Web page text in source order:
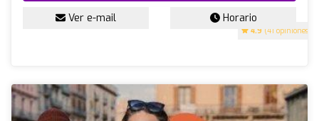
4.9 (41 opiniones)
Ver e-mail Horario